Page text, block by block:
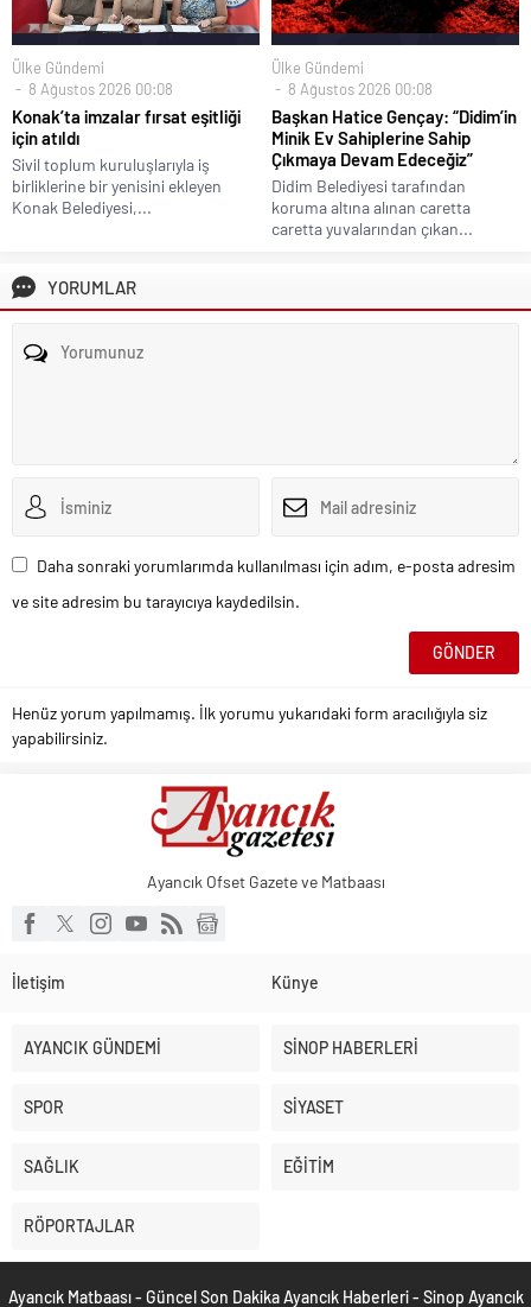
Ülke Gündemi
8 Ağustos 2026 00:08
Konak’ta imzalar fırsat eşitliği
için atıldı
Sivil toplum kuruluşlarıyla iş
birliklerine bir yenisini ekleyen
Konak Belediyesi,...
Ülke Gündemi
8 Ağustos 2026 00:08
Başkan Hatice Gençay: “Didim’in
Minik Ev Sahiplerine Sahip
Çıkmaya Devam Edeceğiz”
Didim Belediyesi tarafından
koruma altına alınan caretta
caretta yuvalarından çıkan...
YORUMLAR
Daha sonraki yorumlarımda kullanılması için adım, e-posta adresim
ve site adresim bu tarayıcıya kaydedilsin.
Henüz yorum yapılmamış. İlk yorumu yukarıdaki form aracılığıyla siz
yapabilirsiniz.
Ayancık Ofset Gazete ve Matbaası
İletişim Künye
AYANCIK GÜNDEMİ SİNOP HABERLERİ
SPOR SİYASET
SAĞLIK EĞİTİM
RÖPORTAJLAR
Ayancık Matbaası - Güncel Son Dakika Ayancık Haberleri - Sinop Ayancık